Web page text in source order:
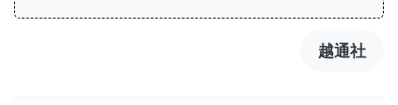
越通社